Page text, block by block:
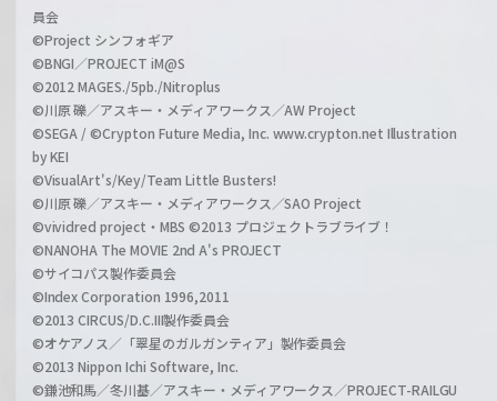
員会
©Project シンフォギア
©BNGI／PROJECT iM@S
©2012 MAGES./5pb./Nitroplus
©川原 礫／アスキー・メディアワークス／AW Project
©SEGA / ©Crypton Future Media, Inc. www.crypton.net Illustration
by KEI
©VisualArt's/Key/Team Little Busters!
©川原 礫／アスキー・メディアワークス／SAO Project
©vividred project・MBS ©2013 プロジェクトラブライブ！
©NANOHA The MOVIE 2nd A's PROJECT
©サイコパス製作委員会
©Index Corporation 1996,2011
©2013 CIRCUS/D.C.III製作委員会
©オケアノス／「翠星のガルガンティア」製作委員会
©2013 Nippon Ichi Software, Inc.
©鎌池和馬／冬川基／アスキー・メディアワークス／PROJECT-RAILGU